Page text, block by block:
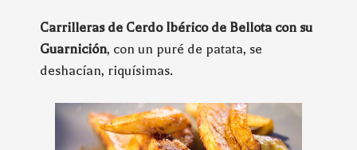
Carrilleras de Cerdo Ibérico de Bellota con su
Guarnición, con un puré de patata, se
deshacían, riquísimas.